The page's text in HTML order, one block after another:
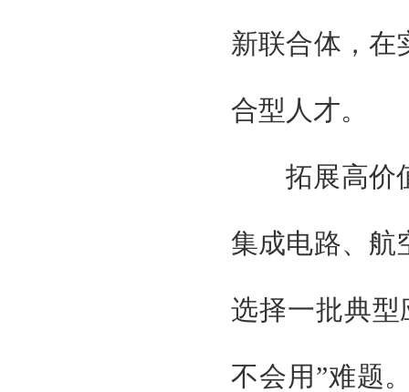
新联合体，在
合型人才。
拓展高价值
集成电路、航
选择一批典型
不会用”难题